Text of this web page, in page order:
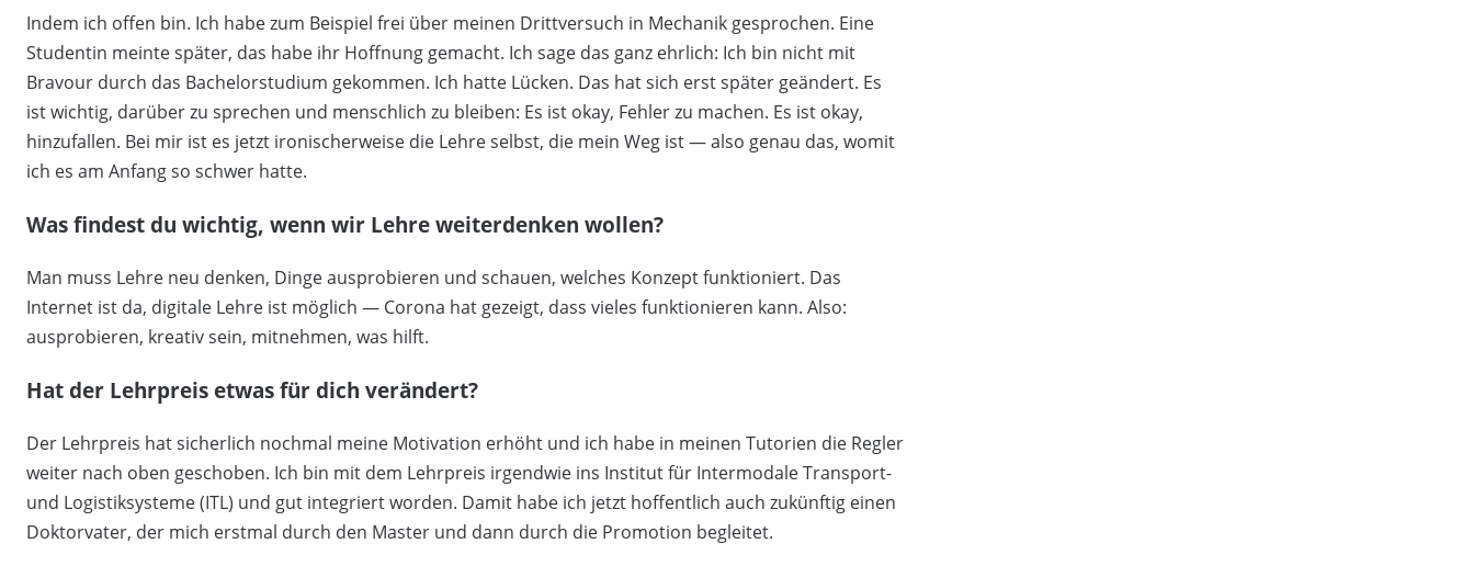
Indem ich offen bin. Ich habe zum Beispiel frei über meinen Drittversuch in Mechanik gesprochen. Eine
Studentin meinte später, das habe ihr Hoffnung gemacht. Ich sage das ganz ehrlich: Ich bin nicht mit
Bravour durch das Bachelorstudium gekommen. Ich hatte Lücken. Das hat sich erst später geändert. Es
ist wichtig, darüber zu sprechen und menschlich zu bleiben: Es ist okay, Fehler zu machen. Es ist okay,
hinzufallen. Bei mir ist es jetzt ironischerweise die Lehre selbst, die mein Weg ist — also genau das, womit
ich es am Anfang so schwer hatte.
Was findest du wichtig, wenn wir Lehre weiterdenken wollen?
Man muss Lehre neu denken, Dinge ausprobieren und schauen, welches Konzept funktioniert. Das
Internet ist da, digitale Lehre ist möglich — Corona hat gezeigt, dass vieles funktionieren kann. Also:
ausprobieren, kreativ sein, mitnehmen, was hilft.
Hat der Lehrpreis etwas für dich verändert?
Der Lehrpreis hat sicherlich nochmal meine Motivation erhöht und ich habe in meinen Tutorien die Regler
weiter nach oben geschoben. Ich bin mit dem Lehrpreis irgendwie ins Institut für Intermodale Transport-
und Logistiksysteme (ITL) und gut integriert worden. Damit habe ich jetzt hoffentlich auch zukünftig einen
Doktorvater, der mich erstmal durch den Master und dann durch die Promotion begleitet.